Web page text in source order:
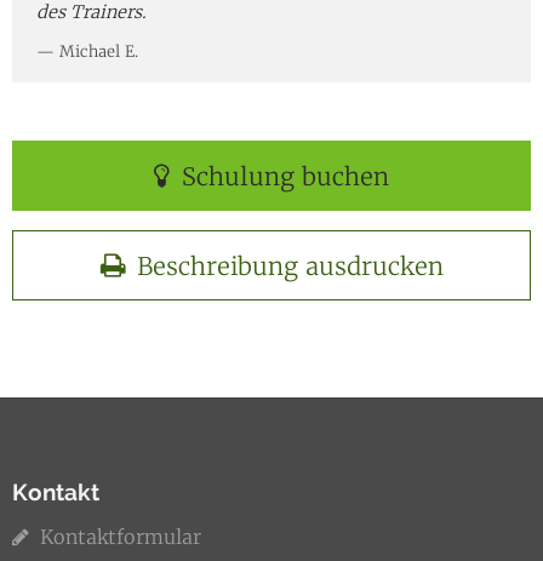
des Trainers.
Michael E.
Schulung buchen
Beschreibung ausdrucken
Kontakt
Kontaktformular